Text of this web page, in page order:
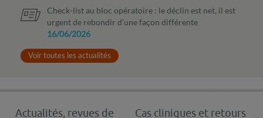
Check-list au bloc opératoire : le déclin est net, il est
urgent de rebondir d’une façon différente
16/06/2026
Voir toutes les actualités
Actualités, revues de
Cas cliniques et retours